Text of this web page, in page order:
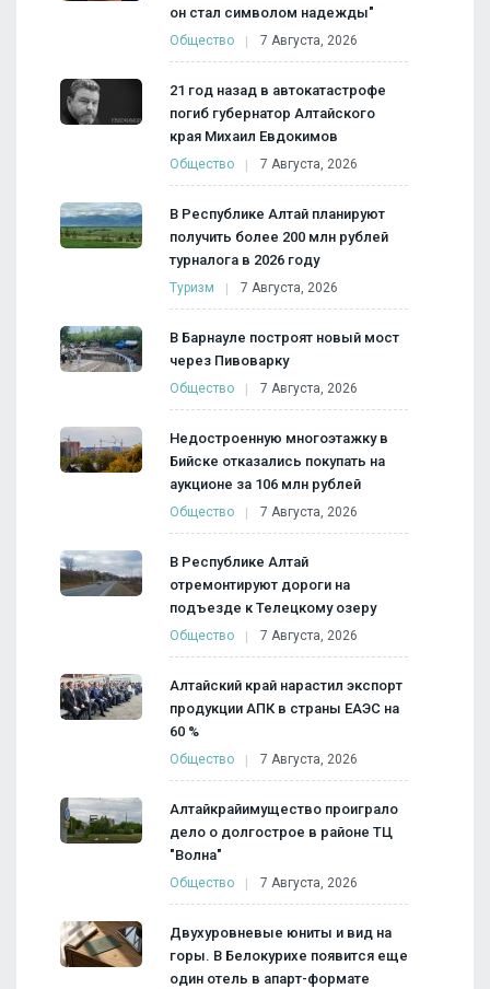
он стал символом надежды"
Общество 7 Августа, 2026
21 год назад в автокатастрофе
погиб губернатор Алтайского
края Михаил Евдокимов
Общество 7 Августа, 2026
В Республике Алтай планируют
получить более 200 млн рублей
турналога в 2026 году
Туризм 7 Августа, 2026
В Барнауле построят новый мост
через Пивоварку
Общество 7 Августа, 2026
Недостроенную многоэтажку в
Бийске отказались покупать на
аукционе за 106 млн рублей
Общество 7 Августа, 2026
В Республике Алтай
отремонтируют дороги на
подъезде к Телецкому озеру
Общество 7 Августа, 2026
Алтайский край нарастил экспорт
продукции АПК в страны ЕАЭС на
60 %
Общество 7 Августа, 2026
Алтайкрайимущество проиграло
дело о долгострое в районе ТЦ
"Волна"
Общество 7 Августа, 2026
Двухуровневые юниты и вид на
горы. В Белокурихе появится еще
один отель в апарт-формате